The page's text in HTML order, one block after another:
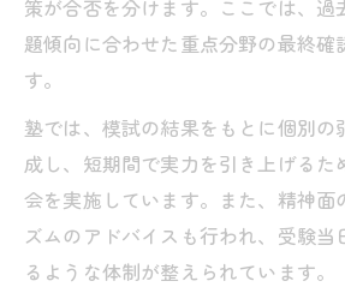
策が合否を分けます。ここでは、過
題傾向に合わせた重点分野の最終確
す。
塾では、模試の結果をもとに個別の
成し、短期間で実力を引き上げるた
会を実施しています。また、精神面
ズムのアドバイスも行われ、受験当
るような体制が整えられています。